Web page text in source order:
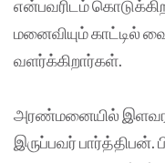
என்பவரிடம்
மனைவியும் காட்டில்
வளர்க்கிறார்கள்.
அரண்மனையில்
இருப்பவர்